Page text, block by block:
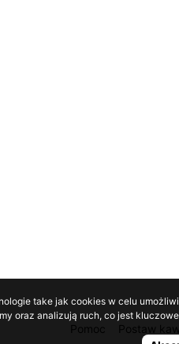
Pomoc Postaw
take jak cookies w celu
oraz analizują ruch, co jest